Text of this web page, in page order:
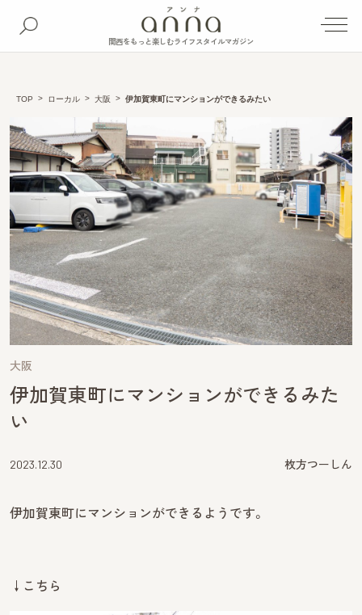
関西をもっと楽しむライフスタイルマガジン
TOP ローカル 大阪 伊加賀東町にマンションができるみたい
大阪
伊加賀東町にマンションができるみた
い
2023.12.30 枚方つーしん
伊加賀東町にマンションができるようです。
↓こちら